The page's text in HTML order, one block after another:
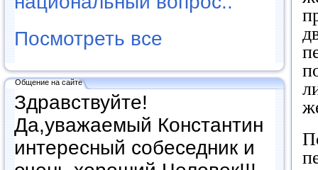
Посмотреть все
Общение на сайте
Здравствуйте!
Да,уважаемый Константин
интересный собеседник и